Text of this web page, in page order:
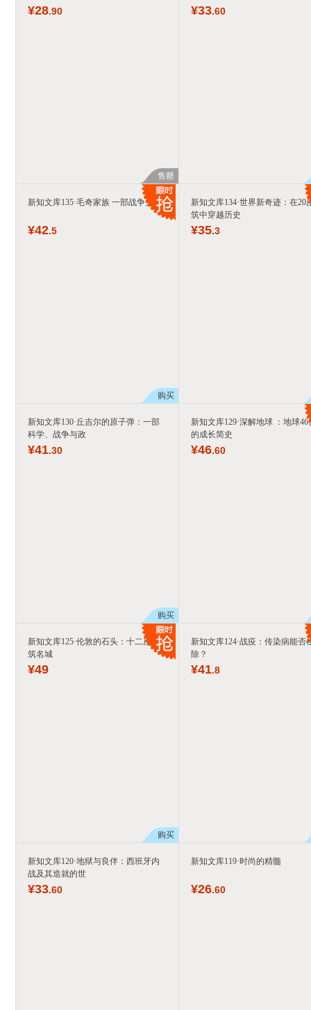
¥28.90
售罄
¥33.60
新知文库135·毛奇家族 一部战争史
¥42.5
购买
新知文库134·世界新奇迹：在20
筑中穿越历史
¥35.3
新知文库130·丘吉尔的原子弹：一部
科学、战争与政
¥41.30
购买
新知文库129·深解地球 ：地球46
的成长简史
¥46.60
新知文库125·伦敦的石头：十二座建
筑名城
¥49
购买
新知文库124·战疫：传染病能否
除？
¥41.8
新知文库120·地狱与良伴：西班牙内
战及其造就的世
¥33.60
新知文库119·时尚的精髓
¥26.60